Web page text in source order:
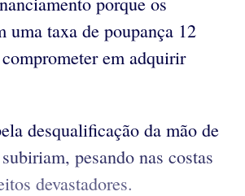
uma taxa de poupança 12
em adquirir
desqualificação da mão de
pesando nas costas
devastadores.